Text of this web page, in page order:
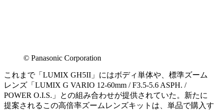
© Panasonic Corporation
これまで「LUMIX GH5II」にはボディ単体や、標準ズーム
レンズ「LUMIX G VARIO 12-60mm / F3.5-5.6 ASPH. /
POWER O.I.S.」との組み合わせが提供されていた。新たに
提案されるこの高倍率ズームレンズキットは、単品で購入す